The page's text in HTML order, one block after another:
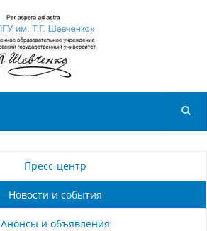
Пресс-центр
Новости и события
Анонсы и объявления